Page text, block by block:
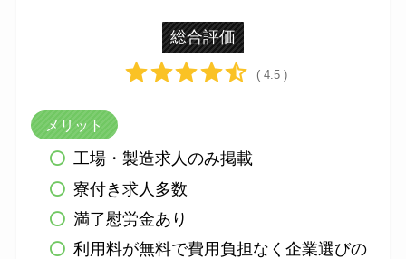
総合評価
( 4.5 )
メリット
工場・製造求人のみ掲載
寮付き求人多数
満了慰労金あり
利用料が無料で費用負担なく企業選びの